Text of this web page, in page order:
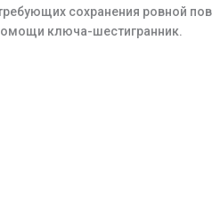
сохранения ровной
ключа-шестигранник.